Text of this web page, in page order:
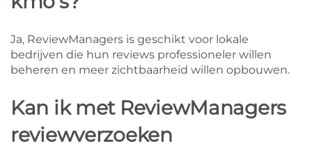
Ja, ReviewManagers is geschikt voor lokale
bedrijven die hun reviews professioneler willen
beheren en meer zichtbaarheid willen opbouwen.
Kan ik met ReviewManagers
reviewverzoeken